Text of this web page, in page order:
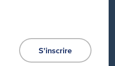
S'inscrire